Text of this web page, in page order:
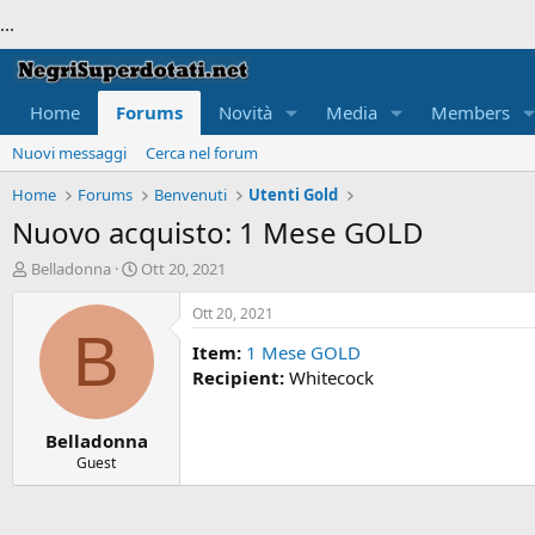
...
Home Forums Novità Media Members
Nuovi messaggi
Cerca nel forum
Home
Forums Benvenuti Utenti Gold
Nuovo acquisto: 1 Mese GOLD
T
t
Belladonna
S
r
a
e
Ott 20, 2021
B
Belladonna
Guest
Ott 20, 2021
Item: 1 Mese GOLD
Recipient: Whitecock